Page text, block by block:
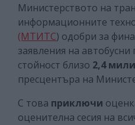
Министерството на
информационните
(МТИТС) одобри за
заявления на
стойност близо 2,4
пресцентъра на
С това приключи
оценителна сесия на